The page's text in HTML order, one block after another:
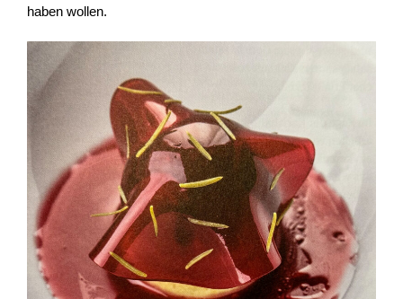
haben wollen.